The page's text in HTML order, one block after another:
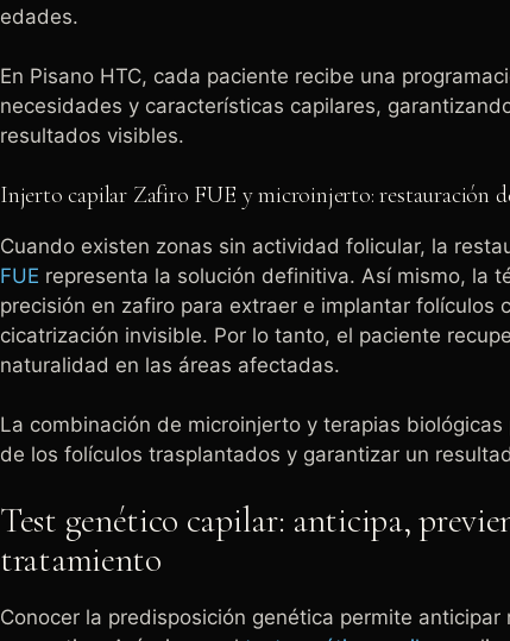
edades.
En Pisano HTC, cada paciente recibe una
necesidades y características capilares,
resultados visibles.
Injerto capilar Zafiro FUE y microinjerto: restauración
Cuando existen zonas sin actividad folicular, la
FUE representa la solución definitiva. Así mismo, la
precisión en zafiro para extraer e implantar folículos
cicatrización invisible. Por lo tanto, el paciente
naturalidad en las áreas afectadas.
La combinación de microinjerto y terapias
de los folículos trasplantados y garantizar un
Test genético capilar: anticipa,
tratamiento
Conocer la predisposición genética permite